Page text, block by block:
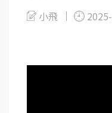
小飛